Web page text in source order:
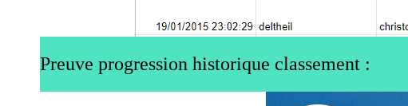
Preuve progression historique classement :